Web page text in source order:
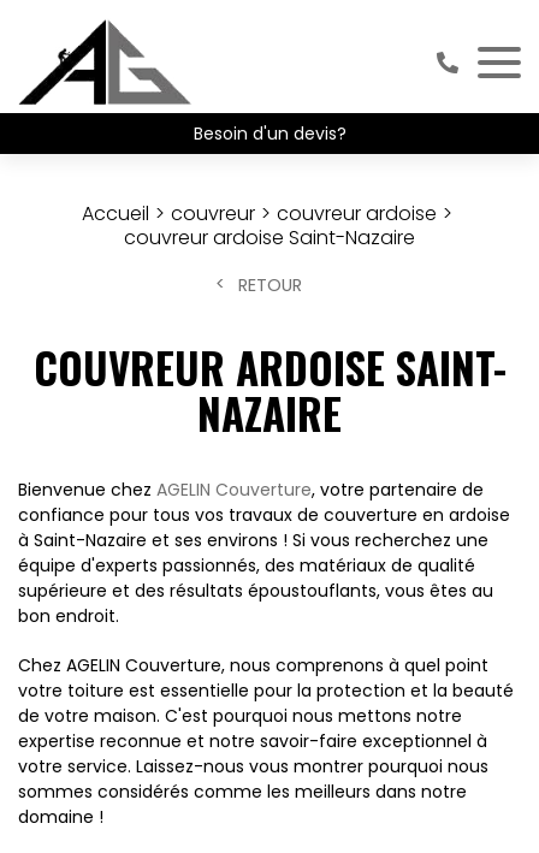
Besoin d'un devis?
Accueil couvreur
couvreur ardoise
couvreur ardoise Saint-Nazaire
RETOUR
COUVREUR ARDOISE SAINT-
NAZAIRE
Bienvenue chez AGELIN Couverture, votre partenaire de
confiance pour tous vos travaux de couverture en ardoise
à Saint-Nazaire et ses environs ! Si vous recherchez une
équipe d'experts passionnés, des matériaux de qualité
supérieure et des résultats époustouflants, vous êtes au
bon endroit.
Chez AGELIN Couverture, nous comprenons à quel point
votre toiture est essentielle pour la protection et la beauté
de votre maison. C'est pourquoi nous mettons notre
expertise reconnue et notre savoir-faire exceptionnel à
votre service. Laissez-nous vous montrer pourquoi nous
sommes considérés comme les meilleurs dans notre
domaine !